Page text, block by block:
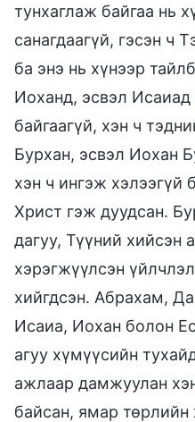
тунхаглаж байгаа нь
санагдаагүй, гэсэн ч
ба энэ нь хүнээр
Иоханд, эсвэл
байгаагүй, хэн ч
Бурхан, эсвэл Иохан
хэн ч ингэж хэлээгүй
Христ гэж дуудсан.
дагуу, Түүний хийсэн
хэрэгжүүлсэн
хийгдсэн. Абрахам,
Исаиа, Иохан болон
агуу хүмүүсийн
ажлаар дамжуулан
байсан, ямар